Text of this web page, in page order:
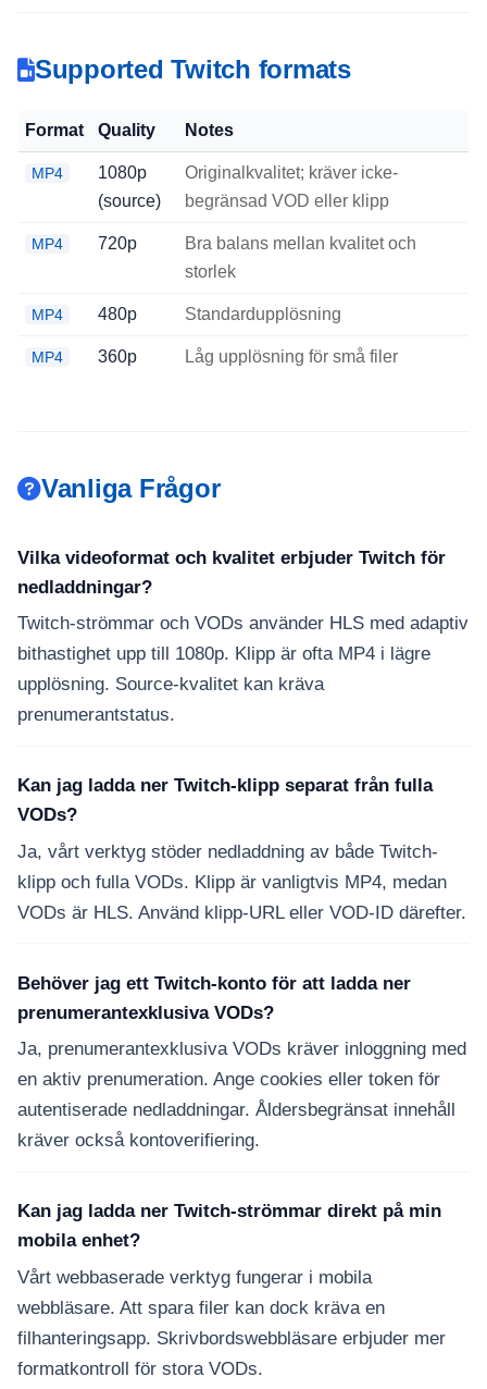
Supported Twitch formats
Format Quality Notes
MP4
1080p
(source)
Originalkvalitet; kräver icke-
begränsad VOD eller klipp
MP4 720p
Bra balans mellan kvalitet och
storlek
MP4 480p Standardupplösning
MP4 360p Låg upplösning för små filer
Vanliga Frågor
Vilka videoformat och kvalitet erbjuder Twitch för
nedladdningar?
Twitch-strömmar och VODs använder HLS med adaptiv
bithastighet upp till 1080p. Klipp är ofta MP4 i lägre
upplösning. Source-kvalitet kan kräva
prenumerantstatus.
Kan jag ladda ner Twitch-klipp separat från fulla
VODs?
Ja, vårt verktyg stöder nedladdning av både Twitch-
klipp och fulla VODs. Klipp är vanligtvis MP4, medan
VODs är HLS. Använd klipp-URL eller VOD-ID därefter.
Behöver jag ett Twitch-konto för att ladda ner
prenumerantexklusiva VODs?
Ja, prenumerantexklusiva VODs kräver inloggning med
en aktiv prenumeration. Ange cookies eller token för
autentiserade nedladdningar. Åldersbegränsat innehåll
kräver också kontoverifiering.
Kan jag ladda ner Twitch-strömmar direkt på min
mobila enhet?
Vårt webbaserade verktyg fungerar i mobila
webbläsare. Att spara filer kan dock kräva en
filhanteringsapp. Skrivbordswebbläsare erbjuder mer
formatkontroll för stora VODs.